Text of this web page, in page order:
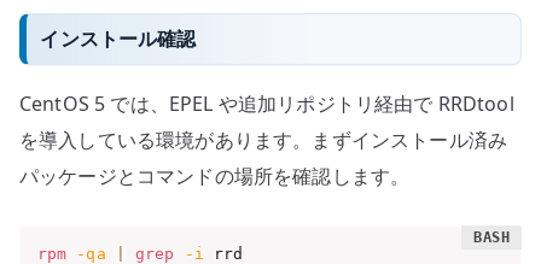
インストール確認
CentOS 5 では、EPEL や追加リポジトリ経由で RRDtool
を導入している環境があります。まずインストール済み
パッケージとコマンドの場所を確認します。
rpm -qa grep -i